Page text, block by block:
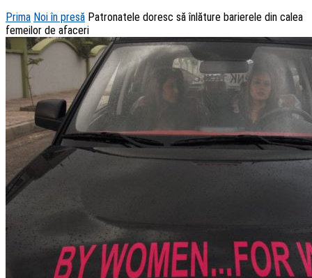
Prima Noi în presă Patronatele doresc să înlăture barierele din calea
femeilor de afaceri